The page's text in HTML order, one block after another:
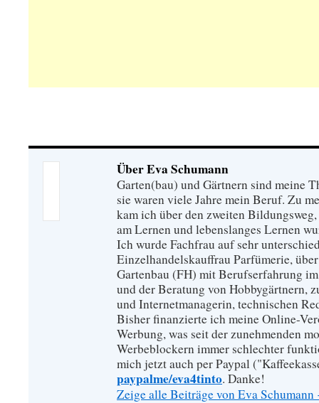
Über Eva Schumann
Garten(bau) und Gärtnern sind meine
sie waren viele Jahre mein Beruf. Zu
kam ich über den zweiten
am Lernen und lebenslanges Lernen
Ich wurde Fachfrau auf sehr
Einzelhandelskauffrau Parfümerie,
Gartenbau (FH) mit Berufserfahrung
und der Beratung von Hobbygärtnern,
und Internetmanagerin, technischen
Bisher finanzierte ich meine Online-
Werbung, was seit der zunehmenden
Werbeblockern immer schlechter
mich jetzt auch per Paypal
paypalme/eva4tinto. Danke!
Zeige alle Beiträge von Eva Schumann